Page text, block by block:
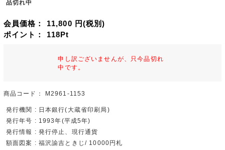
品切れ中
会員価格： 11,800 円(税別)
ポイント： 118Pt
申し訳ございませんが、只今品切れ
中です。
商品コード： M2961-1153
発行機関 : 日本銀行(大蔵省印刷局)
発行年号 : 1993年(平成5年)
発行情報 : 発行停止、現行通貨
額面図案 : 福沢諭吉ときじ/ 10000円札